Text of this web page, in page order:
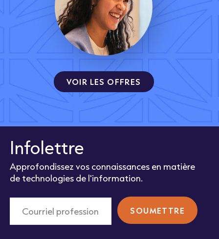
VOIR LES OFFRES
Infolettre
Approfondissez vos connaissances en matière
de technologies de l'information.